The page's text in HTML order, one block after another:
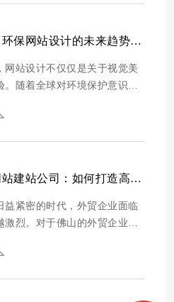
再满足于千篇一律的视觉体
方维网络：环保网站设计的未来趋势与创意实践
网站设计不仅仅是关于视觉美
。随着全球对环境保护意识的
网络作为行业领军者，深入探
趋势是在减少能耗和碳足迹的
体验。为了实现这一目标，设
佛山外贸网站建站公司：如何打造高转化率专业网站建站技巧
益紧密的时代，外贸企业面临
激烈。对于佛山的外贸企业而
口，也是吸引潜在客户、促进